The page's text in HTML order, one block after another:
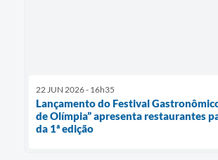
22 JUN 2026 - 16h35
Lançamento do Festival
de Olímpia” apresenta restaurantes
da 1ª edição